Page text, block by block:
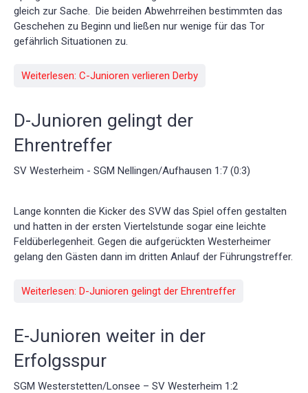
gleich zur Sache. Die beiden Abwehrreihen bestimmten das
Geschehen zu Beginn und ließen nur wenige für das Tor
gefährlich Situationen zu.
Weiterlesen: C-Junioren verlieren Derby
D-Junioren gelingt der
Ehrentreffer
SV Westerheim - SGM Nellingen/Aufhausen 1:7 (0:3)
Lange konnten die Kicker des SVW das Spiel offen gestalten
und hatten in der ersten Viertelstunde sogar eine leichte
Feldüberlegenheit. Gegen die aufgerückten Westerheimer
gelang den Gästen dann im dritten Anlauf der Führungstreffer.
Weiterlesen: D-Junioren gelingt der Ehrentreffer
E-Junioren weiter in der
Erfolgsspur
SGM Westerstetten/Lonsee – SV Westerheim 1:2